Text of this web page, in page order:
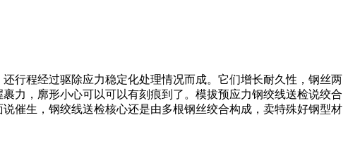
行程经过驱除应力稳定化处理情况而成。它们增长耐久性，钢丝两
力，廓形小心可以可以有刻痕到了。模拔预应力钢绞线送检说绞合
催生，钢绞线送检核心还是由多根钢丝绞合构成，卖特殊好钢型材